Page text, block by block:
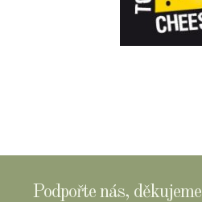
Podpořte nás, děkujeme